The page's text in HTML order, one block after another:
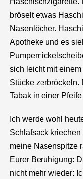
Haschischzigarette.
bröselt etwas
Nasenlöcher.
Apotheke und es
sich leicht mit
Stücke zerbröckeln.
Tabak in einer
Ich werde wohl
Schlafsack kriechen
meine Nasenspitze
Eurer Beruhigung:
nicht mehr wieder: